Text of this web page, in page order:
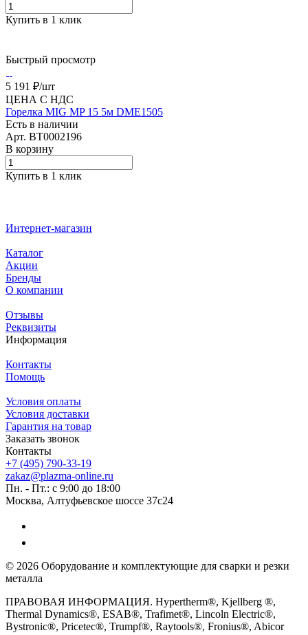
Купить в 1 клик
Быстрый просмотр
5 191 ₽/шт
ЦЕНА С НДС
Горелка MIG MP 15 5м DME1505
Есть в наличии
Арт. BT0002196
В корзину
Купить в 1 клик
Интернет-магазин
Каталог
Акции
Бренды
О компании
Отзывы
Реквизиты
Информация
Контакты
Помощь
Условия оплаты
Условия доставки
Гарантия на товар
Заказать звонок
Контакты
+7 (495) 790-33-19
zakaz@plazma-online.ru
Пн. - Пт.: с 9:00 до 18:00
Москва, Алтуфьевское шоссе 37с24
© 2026 Оборудование и комплектующие для сварки и резки
металла
ПРАВОВАЯ ИНФОРМАЦИЯ. Hypertherm®, Kjellberg ®,
Thermal Dynamics®, ESAB®, Trafimet®, Lincoln Electric®,
Bystronic®, Pricetec®, Trumpf®, Raytools®, Fronius®, Abicor